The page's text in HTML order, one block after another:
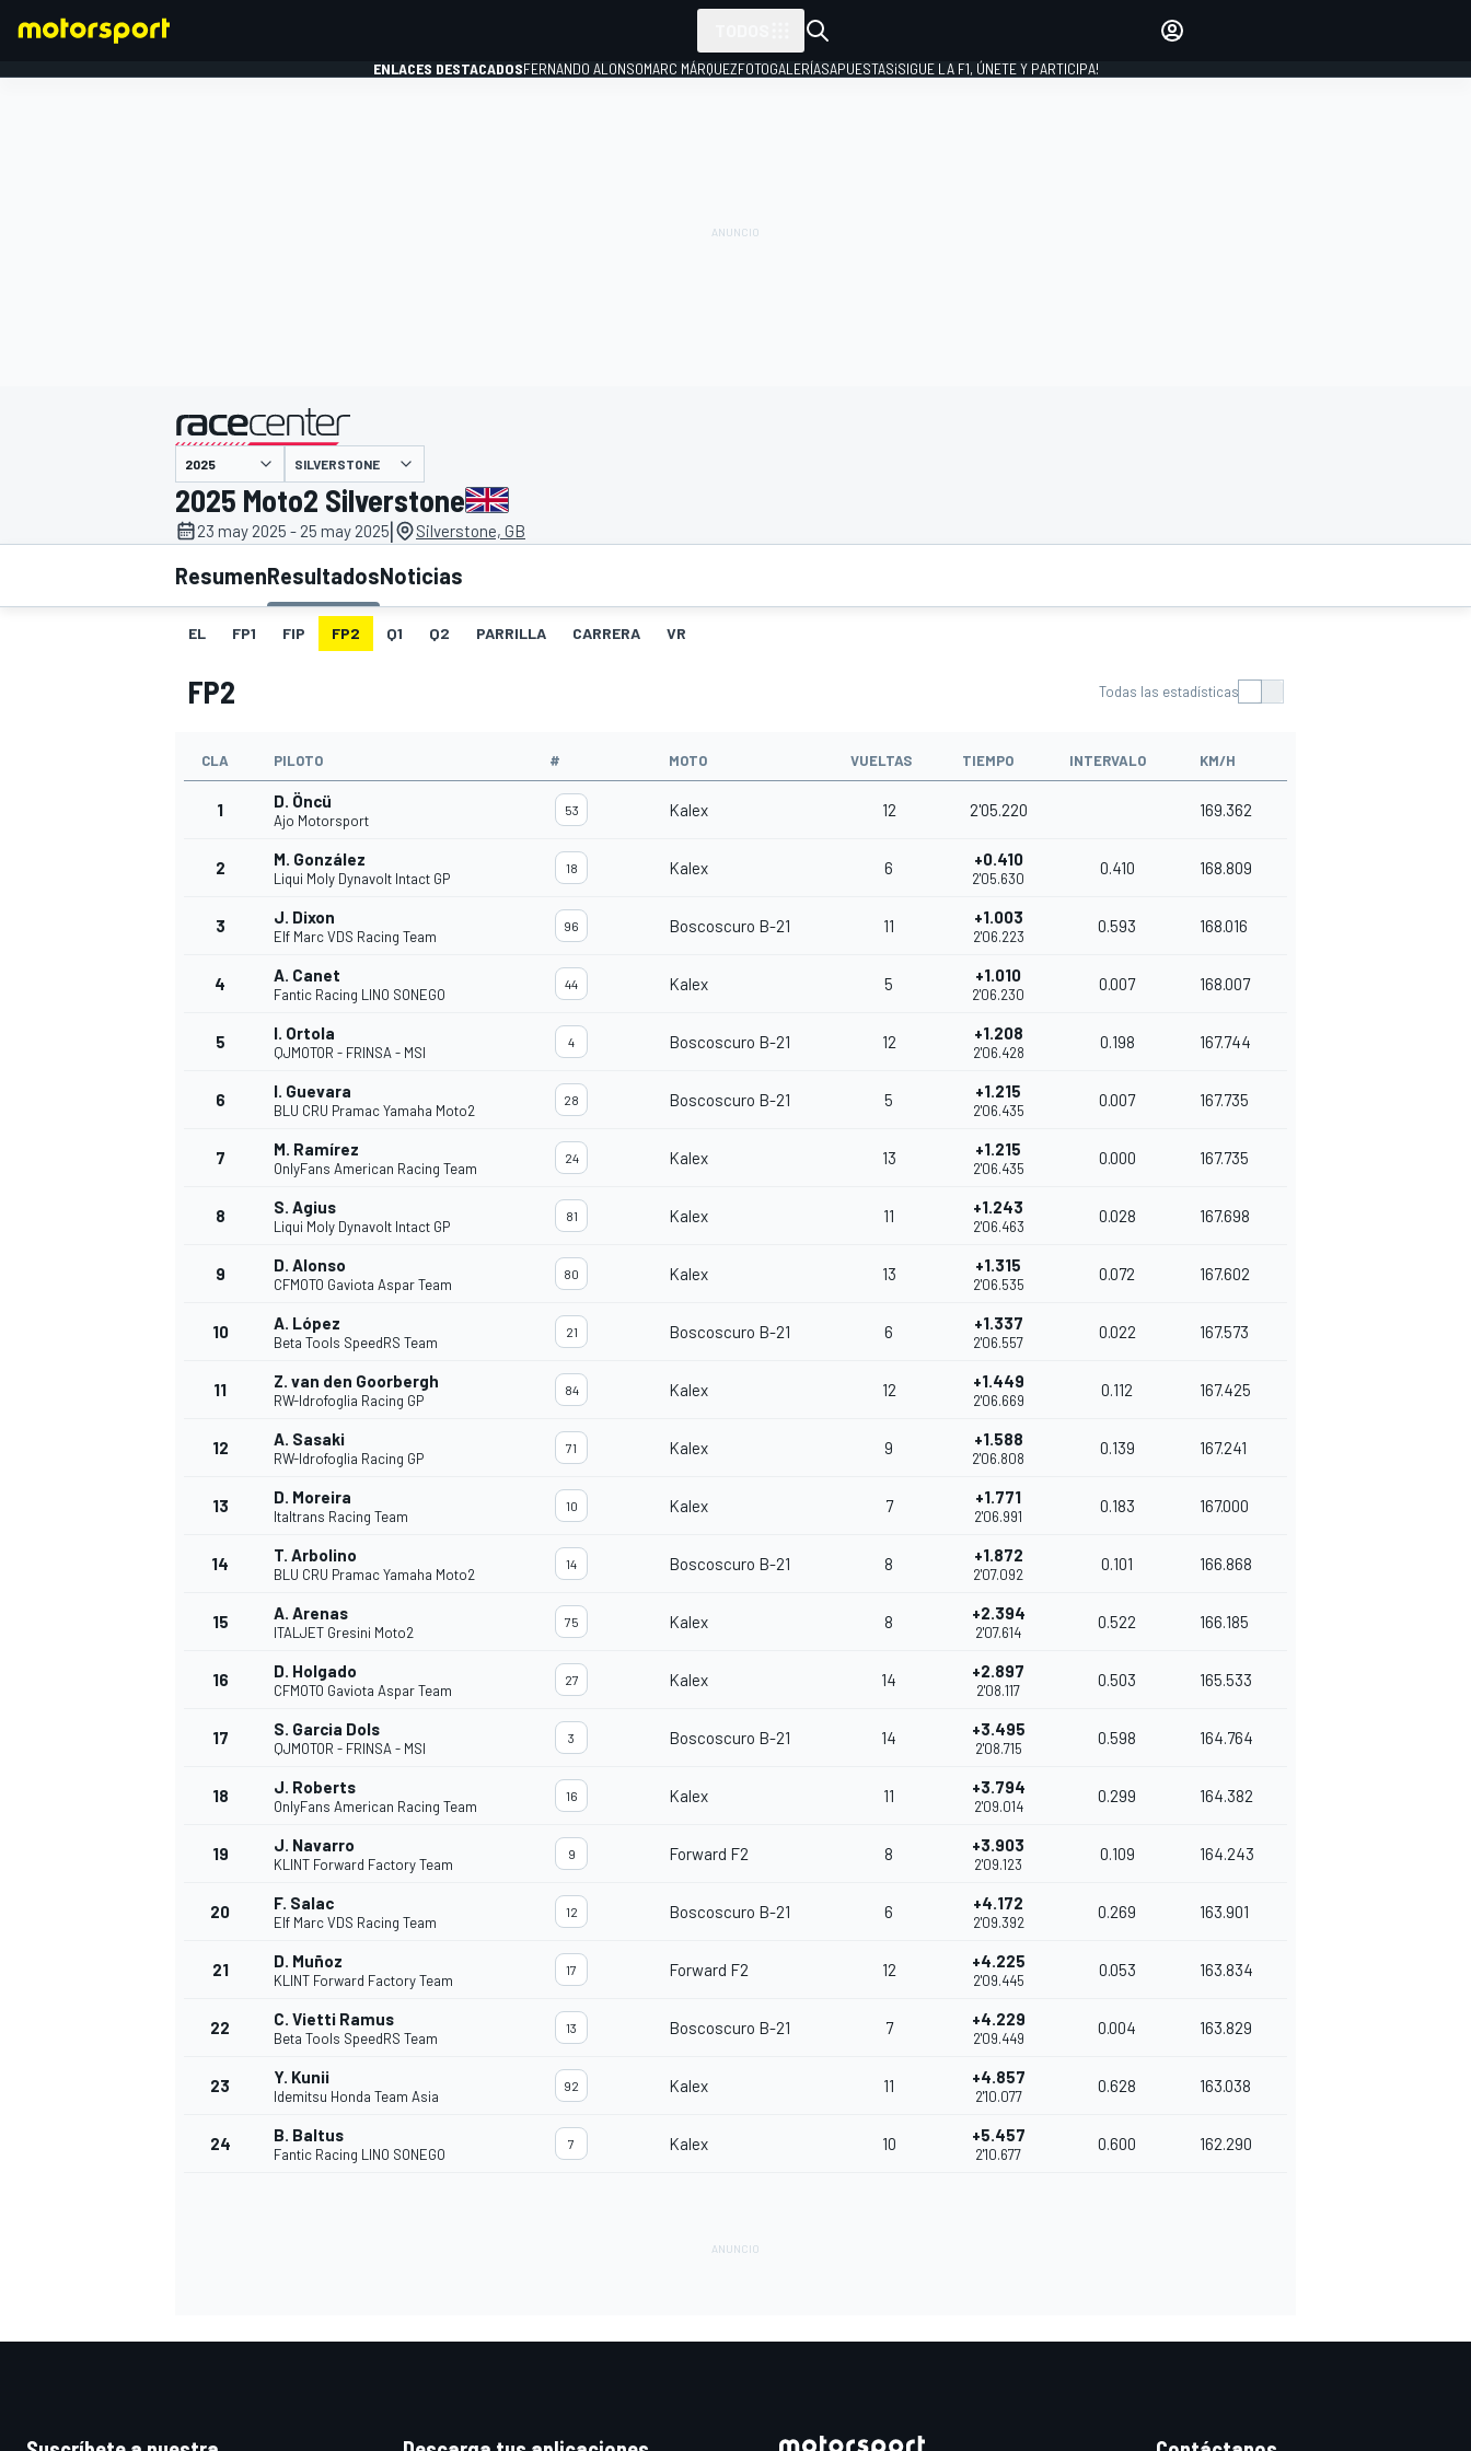
INDYCAR WRC
FÓRMULA E
ENLACES DESTACADOSFERNANDO ALONSOMARC MÁRQUEZFOTOGALERÍASAPUESTAS¡SIGUE LA F1, ÚNETE Y PARTICIPA!
presentado por
SILVERSTONE
2025 Moto2 Silverstone
23 may 2025 - 25 may 2025| Silverstone, GB
ResumenResultadosNoticias
EL FP1 FIP FP2 Q1 Q2 PARRILLA CARRERA VR
FP2 Todas las estadísticas
CLA PILOTO # MOTO VUELTAS TIEMPO INTERVALO KM/H
1 D. Öncü
Ajo Motorsport
53 Kalex 12 2'05.220 169.362
2 M. González
Liqui Moly Dynavolt Intact GP
18 Kalex 6 +0.410
2'05.630
0.410 168.809
3 J. Dixon
Elf Marc VDS Racing Team
96 Boscoscuro B-21 11 +1.003
2'06.223
0.593 168.016
4 A. Canet
Fantic Racing LINO SONEGO
44 Kalex 5 +1.010
2'06.230
0.007 168.007
5 I. Ortola
QJMOTOR - FRINSA - MSI
4 Boscoscuro B-21 12 +1.208
2'06.428
0.198 167.744
6 I. Guevara
BLU CRU Pramac Yamaha Moto2
28 Boscoscuro B-21 5 +1.215
2'06.435
0.007 167.735
7 M. Ramírez
OnlyFans American Racing Team
24 Kalex 13 +1.215
2'06.435
0.000 167.735
8 S. Agius
Liqui Moly Dynavolt Intact GP
81 Kalex 11 +1.243
2'06.463
0.028 167.698
9 D. Alonso
CFMOTO Gaviota Aspar Team
80 Kalex 13 +1.315
2'06.535
0.072 167.602
10 A. López
Beta Tools SpeedRS Team
21 Boscoscuro B-21 6 +1.337
2'06.557
0.022 167.573
11 Z. van den Goorbergh
RW-Idrofoglia Racing GP
84 Kalex 12 +1.449
2'06.669
0.112 167.425
12 A. Sasaki
RW-Idrofoglia Racing GP
71 Kalex 9 +1.588
2'06.808
0.139 167.241
13 D. Moreira
Italtrans Racing Team
10 Kalex 7 +1.771
2'06.991
0.183 167.000
14 T. Arbolino
BLU CRU Pramac Yamaha Moto2
14 Boscoscuro B-21 8 +1.872
2'07.092
0.101 166.868
15 A. Arenas
ITALJET Gresini Moto2
75 Kalex 8 +2.394
2'07.614
0.522 166.185
16 D. Holgado
CFMOTO Gaviota Aspar Team
27 Kalex 14 +2.897
2'08.117
0.503 165.533
17 S. Garcia Dols
QJMOTOR - FRINSA - MSI
3 Boscoscuro B-21 14 +3.495
2'08.715
0.598 164.764
18 J. Roberts
OnlyFans American Racing Team
16 Kalex 11 +3.794
2'09.014
0.299 164.382
19 J. Navarro
KLINT Forward Factory Team
9 Forward F2 8 +3.903
2'09.123
0.109 164.243
20 F. Salac
Elf Marc VDS Racing Team
12 Boscoscuro B-21 6 +4.172
2'09.392
0.269 163.901
21 D. Muñoz
KLINT Forward Factory Team
17 Forward F2 12 +4.225
2'09.445
0.053 163.834
22 C. Vietti Ramus
Beta Tools SpeedRS Team
13 Boscoscuro B-21 7 +4.229
2'09.449
0.004 163.829
23 Y. Kunii
Idemitsu Honda Team Asia
92 Kalex 11 +4.857
2'10.077
0.628 163.038
24 B. Baltus
Fantic Racing LINO SONEGO
7 Kalex 10 +5.457
2'10.677
0.600 162.290